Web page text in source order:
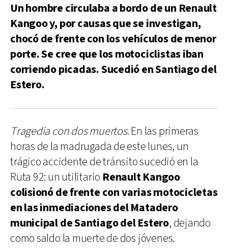
Un hombre circulaba a bordo de un Renault
Kangoo y, por causas que se investigan,
chocó de frente con los vehículos de menor
porte. Se cree que los motociclistas iban
corriendo picadas. Sucedió en Santiago del
Estero.
Tragedia con dos muertos. En las primeras
horas de la madrugada de este lunes, un
trágico accidente de tránsito sucedió en la
Ruta 92: un utilitario Renault Kangoo
colisionó de frente con varias motocicletas
en las inmediaciones del Matadero
municipal de Santiago del Estero, dejando
como saldo la muerte de dos jóvenes.